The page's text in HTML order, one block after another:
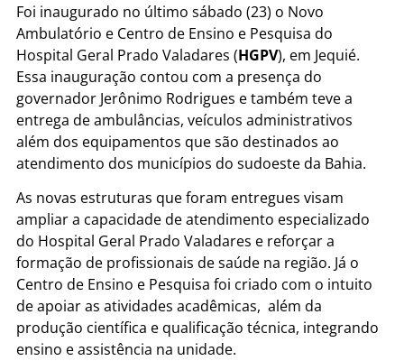
Foi inaugurado no último sábado (23) o Novo
Ambulatório e Centro de Ensino e Pesquisa do
Hospital Geral Prado Valadares (HGPV), em Jequié.
Essa inauguração contou com a presença do
governador Jerônimo Rodrigues e também teve a
entrega de ambulâncias, veículos administrativos
além dos equipamentos que são destinados ao
atendimento dos municípios do sudoeste da Bahia.
As novas estruturas que foram entregues visam
ampliar a capacidade de atendimento especializado
do Hospital Geral Prado Valadares e reforçar a
formação de profissionais de saúde na região. Já o
Centro de Ensino e Pesquisa foi criado com o intuito
de apoiar as atividades acadêmicas, além da
produção científica e qualificação técnica, integrando
ensino e assistência na unidade.